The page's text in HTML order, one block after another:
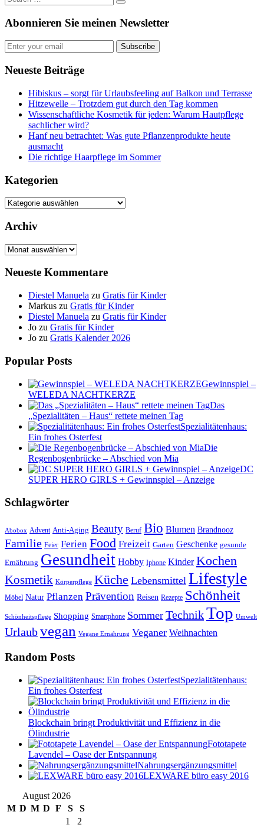
Abonnieren Sie meinen Newsletter
Subscribe
Neueste Beiträge
Hibiskus – sorgt für Urlaubsfeeling auf Balkon und Terrasse
Hitzewelle – Trotzdem gut durch den Tag kommen
Wissenschaftliche Kosmetik für jeden: Warum Hautpflege
sachlicher wird?
Hanf neu betrachtet: Was gute Pflanzenprodukte heute
ausmacht
Die richtige Haarpflege im Sommer
Kategorien
Kategorien
Archiv
Archiv
Neueste Kommentare
Diestel Manuela zu Gratis für Kinder
Markus zu Gratis für Kinder
Diestel Manuela zu Gratis für Kinder
Jo zu Gratis für Kinder
Jo zu Gratis Kalender 2026
Popular Posts
Gewinnspiel –
WELEDA NACHTKERZE
Das
„Spezialitäten – Haus“ rettete meinen Tag
Spezialitätenhaus:
Ein frohes Osterfest
Die
Regenbogenbrücke – Abschied von Mia
DC
SUPER HERO GIRLS + Gewinnspiel – Anzeige
Schlagwörter
Abobox Advent Anti-Aging Beauty Beruf Bio Blumen Brandnooz
Familie Feier Ferien Food Freizeit Garten Geschenke gesunde
Ernährung Gesundheit Hobby Iphone Kinder Kochen
Kosmetik Körperpflege Küche Lebensmittel Lifestyle
Möbel Natur Pflanzen Prävention Reisen Rezepte Schönheit
Schönheitspflege Shopping Smartphone Sommer TechnikTop Umwelt
Urlaubvegan Vegane Ernährung Veganer Weihnachten
Random Posts
Spezialitätenhaus:
Ein frohes Osterfest
Blockchain bringt Produktivität und Effizienz in die
Ölindustrie
Fototapete
Lavendel – Oase der Entspannung
Nahrungsergänzungsmittel
LEXWARE büro easy 2016
August 2026
M D M D F S
S
1
2